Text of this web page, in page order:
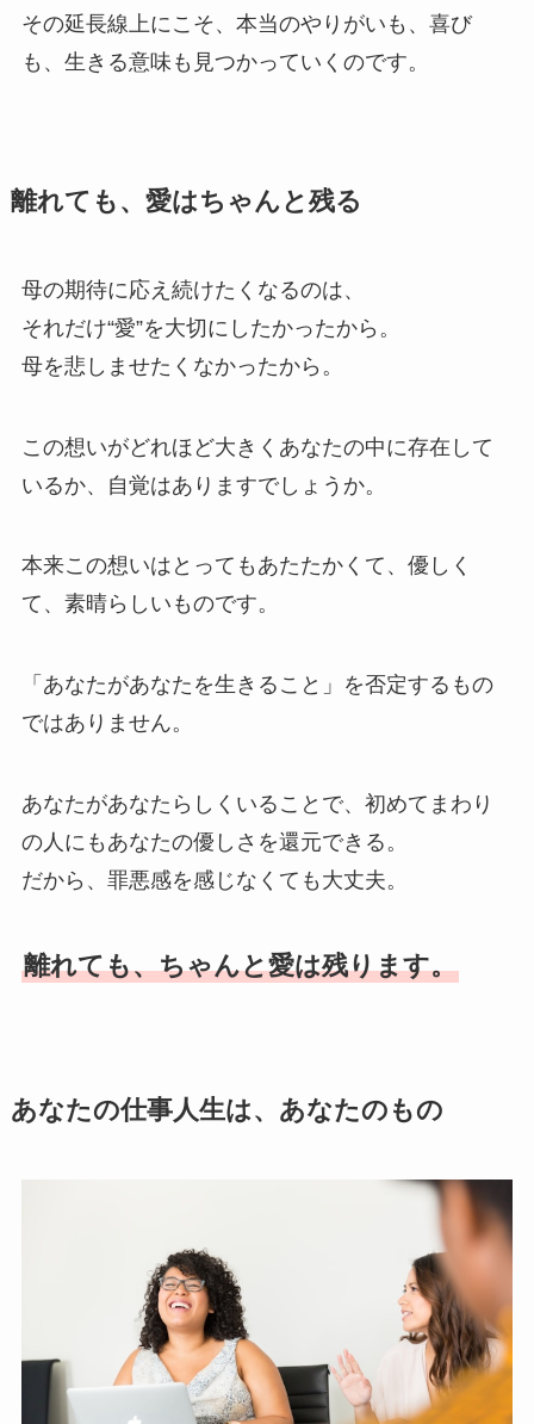
その延長線上にこそ、本当のやりがいも、喜び
も、生きる意味も見つかっていくのです。
離れても、愛はちゃんと残る
母の期待に応え続けたくなるのは、
それだけ“愛”を大切にしたかったから。
母を悲しませたくなかったから。
この想いがどれほど大きくあなたの中に存在して
いるか、自覚はありますでしょうか。
本来この想いはとってもあたたかくて、優しく
て、素晴らしいものです。
「あなたがあなたを生きること」を否定するもの
ではありません。
あなたがあなたらしくいることで、初めてまわり
の人にもあなたの優しさを還元できる。
だから、罪悪感を感じなくても大丈夫。
離れても、ちゃんと愛は残ります。
あなたの仕事人生は、あなたのもの